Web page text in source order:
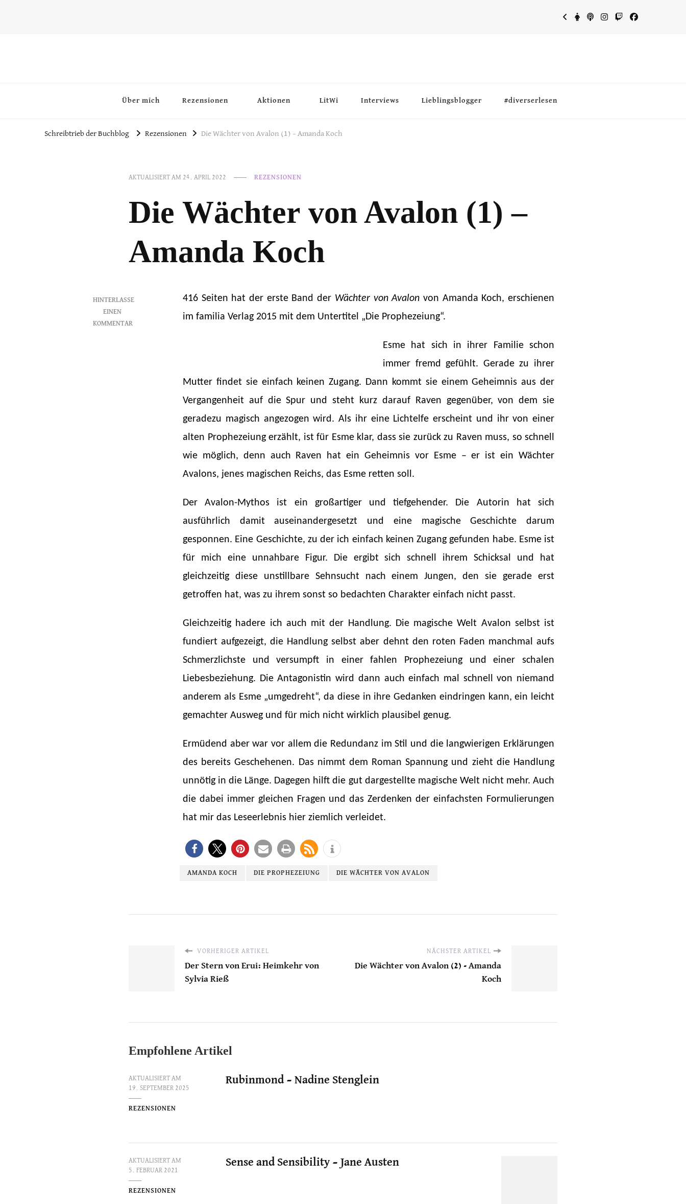
Über mich Rezensionen Aktionen LitWi Interviews Lieblingsblogger #diverserlesen
Schreibtrieb der Buchblog Rezensionen Die Wächter von Avalon (1) – Amanda Koch
AKTUALISIERT AM 24. APRIL 2022 REZENSIONEN
Die Wächter von Avalon (1) –
Amanda Koch
HINTERLASSE
EINEN
KOMMENTAR
416 Seiten hat der erste Band der Wächter von Avalon von Amanda Koch, erschienen
im familia Verlag 2015 mit dem Untertitel „Die Prophezeiung“.
Esme hat sich in ihrer Familie schon
immer fremd gefühlt. Gerade zu ihrer
Mutter findet sie einfach keinen Zugang. Dann kommt sie einem Geheimnis aus der
Vergangenheit auf die Spur und steht kurz darauf Raven gegenüber, von dem sie
geradezu magisch angezogen wird. Als ihr eine Lichtelfe erscheint und ihr von einer
alten Prophezeiung erzählt, ist für Esme klar, dass sie zurück zu Raven muss, so schnell
wie möglich, denn auch Raven hat ein Geheimnis vor Esme – er ist ein Wächter
Avalons, jenes magischen Reichs, das Esme retten soll.
Der Avalon-Mythos ist ein großartiger und tiefgehender. Die Autorin hat sich
ausführlich damit auseinandergesetzt und eine magische Geschichte darum
gesponnen. Eine Geschichte, zu der ich einfach keinen Zugang gefunden habe. Esme ist
für mich eine unnahbare Figur. Die ergibt sich schnell ihrem Schicksal und hat
gleichzeitig diese unstillbare Sehnsucht nach einem Jungen, den sie gerade erst
getroffen hat, was zu ihrem sonst so bedachten Charakter einfach nicht passt.
Gleichzeitig hadere ich auch mit der Handlung. Die magische Welt Avalon selbst ist
fundiert aufgezeigt, die Handlung selbst aber dehnt den roten Faden manchmal aufs
Schmerzlichste und versumpft in einer fahlen Prophezeiung und einer schalen
Liebesbeziehung. Die Antagonistin wird dann auch einfach mal schnell von niemand
anderem als Esme „umgedreht“, da diese in ihre Gedanken eindringen kann, ein leicht
gemachter Ausweg und für mich nicht wirklich plausibel genug.
Ermüdend aber war vor allem die Redundanz im Stil und die langwierigen Erklärungen
des bereits Geschehenen. Das nimmt dem Roman Spannung und zieht die Handlung
unnötig in die Länge. Dagegen hilft die gut dargestellte magische Welt nicht mehr. Auch
die dabei immer gleichen Fragen und das Zerdenken der einfachsten Formulierungen
hat mir das Leseerlebnis hier ziemlich verleidet.
AMANDA KOCH DIE PROPHEZEIUNG DIE WÄCHTER VON AVALON
VORHERIGER ARTIKEL
Der Stern von Erui: Heimkehr von
Sylvia Rieß
NÄCHSTER ARTIKEL
Die Wächter von Avalon (2) - Amanda
Koch
Empfohlene Artikel
AKTUALISIERT AM
19. SEPTEMBER 2025
REZENSIONEN
Rubinmond – Nadine Stenglein
AKTUALISIERT AM
5. FEBRUAR 2021
REZENSIONEN
Sense and Sensibility – Jane Austen